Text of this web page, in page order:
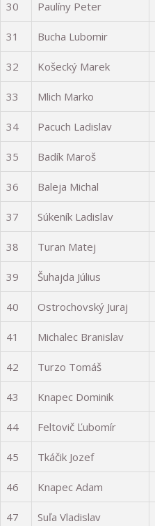
30 Paulíny Peter
31 Bucha Lubomir
32 Košecký Marek
33 Mlich Marko
34 Pacuch Ladislav
35 Badík Maroš
36 Baleja Michal
37 Súkeník Ladislav
38 Turan Matej
39 Šuhajda Július
40 Ostrochovský Juraj
41 Michalec Branislav
42 Turzo Tomáš
43 Knapec Dominik
44 Feltovič Ľubomír
45 Tkáčik Jozef
46 Knapec Adam
47 Suľa Vladislav